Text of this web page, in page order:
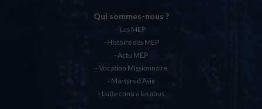
Qui sommes-nous ?
Les MEP
Histoire des MEP
Actu MEP
Vocation Missionnaire
Martyrs d’Asie
Lutte contre les abus